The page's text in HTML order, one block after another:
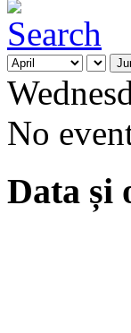
No
Data și